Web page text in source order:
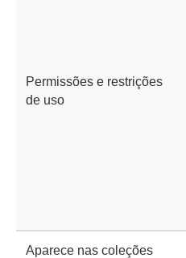
Permissões e restrições
de uso
Aparece nas coleções